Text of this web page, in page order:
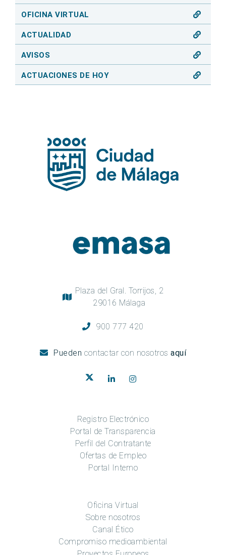
OFICINA VIRTUAL
ACTUALIDAD
AVISOS
ACTUACIONES DE HOY
Plaza del Gral. Torrijos, 2
29016 Málaga
900 777 420
Pueden contactar con nosotros aquí
Registro Electrónico
Portal de Transparencia
Perfil del Contratante
Ofertas de Empleo
Portal Interno
Oficina Virtual
Sobre nosotros
Canal Ético
Compromiso medioambiental